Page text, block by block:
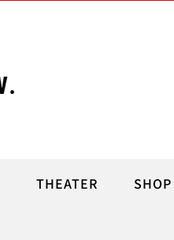
THEATER SHOP